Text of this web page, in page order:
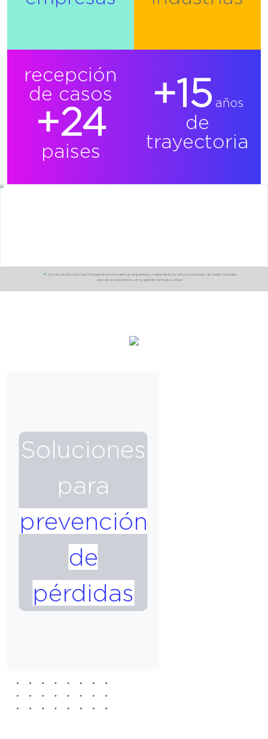
recepción
de casos
+24
paises
+15 años
de
trayectoria
Con el servicio de Línea Transparencia me siento acompañado y respaldado, no sólo se encargan de recibir llamadas,
sino de acompañarnos en la gestión de toda la línea"
Soluciones
para
prevención
de
pérdidas